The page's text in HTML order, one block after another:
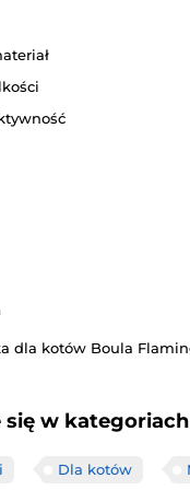
dla kotów Boula
w kategoriach
Dla kotów